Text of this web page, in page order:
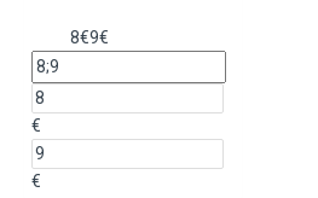
8€9€
€
€